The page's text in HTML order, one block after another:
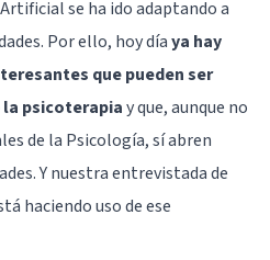
se ha ido adaptando a
Por ello, hoy díaya hay
que pueden ser
psicoterapiay que, aunque no
de la Psicología, sí abren
Y nuestra entrevistada de
haciendo uso de ese